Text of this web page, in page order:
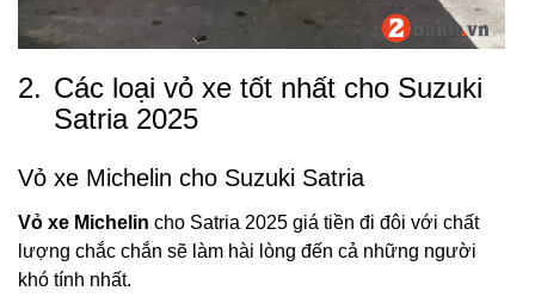
2. Các loại vỏ xe tốt nhất cho Suzuki
Satria 2025
Vỏ xe Michelin cho Suzuki Satria
Vỏ xe Michelin cho Satria 2025 giá tiền đi đôi với chất
lượng chắc chắn sẽ làm hài lòng đến cả những người
khó tính nhất.